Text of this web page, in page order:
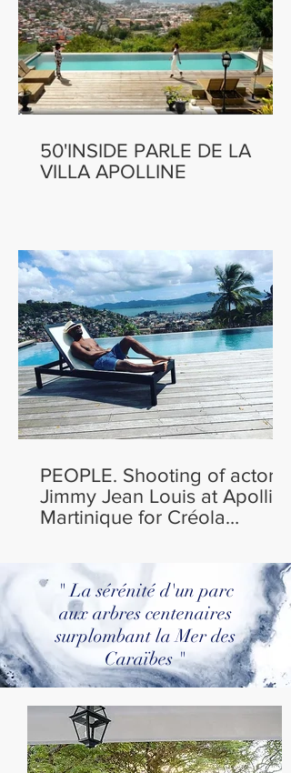
50'INSIDE PARLE DE LA
VILLA APOLLINE
PEOPLE. Shooting of actor
Jimmy Jean Louis at Apolline
Martinique for Créola
" La sérénité d'un parc
aux arbres centenaires
surplombant la Mer des
Caraïbes "